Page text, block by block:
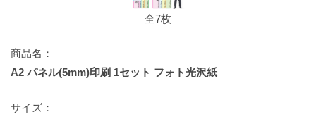
全7枚
商品名：
A2 パネル(5mm)印刷 1セット フォト光沢紙
サイズ：